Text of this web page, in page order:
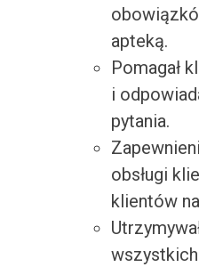
apteką.
Pomagał
i
pytania.
obsługi
klientów